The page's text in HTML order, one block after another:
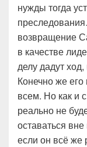
нужды тогда
возвращение
в качестве
делу дадут
Конечно же
всем. Но как и
реально не
оставаться
если он всё же